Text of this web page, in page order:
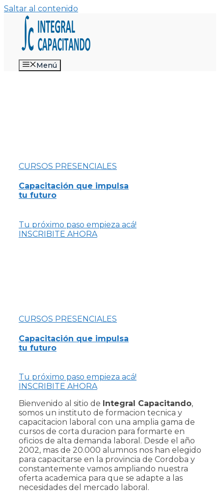
Saltar al contenido
Menú
CURSOS PRESENCIALES
Capacitación que impulsa
tu futuro
Tu próximo paso empieza acá!
INSCRIBITE AHORA
CURSOS PRESENCIALES
Capacitación que impulsa
tu futuro
Tu próximo paso empieza acá!
INSCRIBITE AHORA
Bienvenido al sitio de Integral Capacitando,
somos un instituto de formacion tecnica y
capacitacion laboral con una amplia gama de
cursos de corta duracion para formarte en
oficios de alta demanda laboral. Desde el año
2002, mas de 20.000 alumnos nos han elegido
para capacitarse en la provincia de Cordoba y
constantemente vamos ampliando nuestra
oferta academica para que se adapte a las
necesidades del mercado laboral.